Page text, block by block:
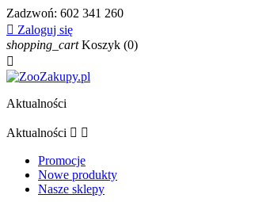
Zadzwoń: 602 341 260
 Zaloguj się
shopping_cart Koszyk (0)

Aktualności
Aktualności  
Promocje
Nowe produkty
Nasze sklepy